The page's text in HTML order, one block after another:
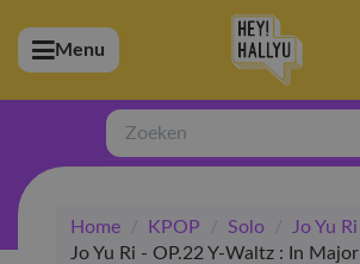
(Artiesten)
(Merchandise)
(Exclusive)
(Winkel)
Menu
Zoeken
Home / KPOP / Solo / Jo Yu Ri
Jo Yu Ri - OP.22 Y-Waltz : In Major